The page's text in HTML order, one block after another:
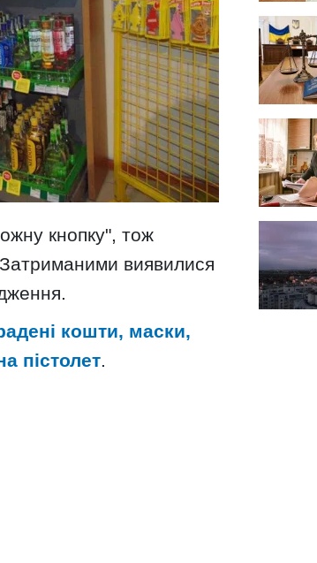
кнопку", тож
Затриманими виявилися
кошти, маски,
пістолет.